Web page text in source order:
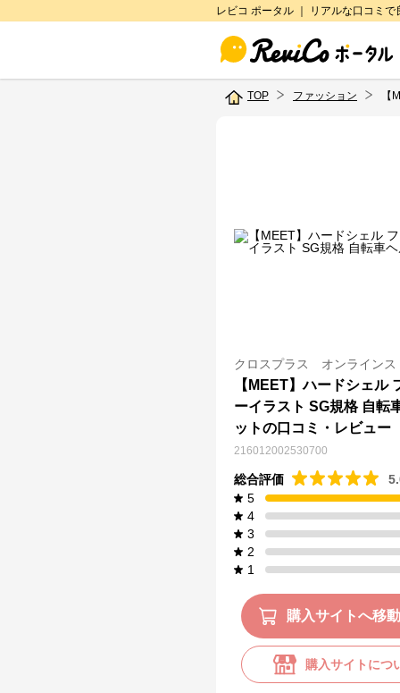
レビコ ポータル ｜ リアルな口コミ
TOP ファッション 【
クロスプラス オンラインス
【MEET】ハードシェル
ーイラスト SG規格 自転
ットの口コミ・レビュー
216012002530700
総合評価
5
4
3
2
1
購入サイトへ移動
購入サイトにつ